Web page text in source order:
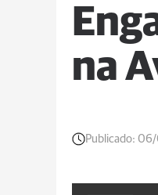
na
Publicado: 06/